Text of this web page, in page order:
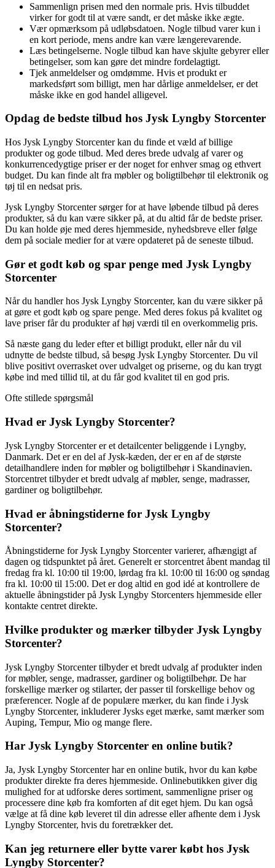
Sammenlign prisen med den normale pris. Hvis tilbuddet
virker for godt til at være sandt, er det måske ikke ægte.
Vær opmærksom på udløbsdatoen. Nogle tilbud varer kun i
en kort periode, mens andre kan være længerevarende.
Læs betingelserne. Nogle tilbud kan have skjulte gebyrer eller
betingelser, som kan gøre det mindre fordelagtigt.
Tjek anmeldelser og omdømme. Hvis et produkt er
markedsført som billigt, men har dårlige anmeldelser, er det
måske ikke en god handel alligevel.
Opdag de bedste tilbud hos Jysk Lyngby Storcenter
Hos Jysk Lyngby Storcenter kan du finde et væld af billige
produkter og gode tilbud. Med deres brede udvalg af varer og
konkurrencedygtige priser er der noget for enhver smag og ethvert
budget. Du kan finde alt fra møbler og boligtilbehør til elektronik og
tøj til en nedsat pris.
Jysk Lyngby Storcenter sørger for at have løbende tilbud på deres
produkter, så du kan være sikker på, at du altid får de bedste priser.
Du kan holde øje med deres hjemmeside, nyhedsbreve eller følge
dem på sociale medier for at være opdateret på de seneste tilbud.
Gør et godt køb og spar penge med Jysk Lyngby
Storcenter
Når du handler hos Jysk Lyngby Storcenter, kan du være sikker på
at gøre et godt køb og spare penge. Med deres fokus på kvalitet og
lave priser får du produkter af høj værdi til en overkommelig pris.
Så næste gang du leder efter et billigt produkt, eller når du vil
udnytte de bedste tilbud, så besøg Jysk Lyngby Storcenter. Du vil
blive positivt overrasket over udvalget og priserne, og du kan trygt
købe ind med tillid til, at du får god kvalitet til en god pris.
Ofte stillede spørgsmål
Hvad er Jysk Lyngby Storcenter?
Jysk Lyngby Storcenter er et detailcenter beliggende i Lyngby,
Danmark. Det er en del af Jysk-kæden, der er en af de største
detailhandlere inden for møbler og boligtilbehør i Skandinavien.
Storcentret tilbyder et bredt udvalg af møbler, senge, madrasser,
gardiner og boligtilbehør.
Hvad er åbningstiderne for Jysk Lyngby
Storcenter?
Åbningstiderne for Jysk Lyngby Storcenter varierer, afhængigt af
dagen og tidspunktet på året. Generelt er storcentret åbent mandag til
fredag fra kl. 10:00 til 19:00, lørdag fra kl. 10:00 til 16:00 og søndag
fra kl. 10:00 til 15:00. Det er dog altid en god idé at kontrollere de
aktuelle åbningstider på Jysk Lyngby Storcenters hjemmeside eller
kontakte centret direkte.
Hvilke produkter og mærker tilbyder Jysk Lyngby
Storcenter?
Jysk Lyngby Storcenter tilbyder et bredt udvalg af produkter inden
for møbler, senge, madrasser, gardiner og boligtilbehør. De har
forskellige mærker og stilarter, der passer til forskellige behov og
præferencer. Nogle af de populære mærker, du kan finde i Jysk
Lyngby Storcenter, inkluderer Jysks eget mærke, samt mærker som
Auping, Tempur, Mio og mange flere.
Har Jysk Lyngby Storcenter en online butik?
Ja, Jysk Lyngby Storcenter har en online butik, hvor du kan købe
produkter direkte fra deres hjemmeside. Onlinebutikken giver dig
mulighed for at udforske deres sortiment, sammenligne priser og
processere dine køb fra komforten af dit eget hjem. Du kan også
vælge at få dine køb leveret til din adresse eller afhente dem i Jysk
Lyngby Storcenter, hvis du foretrækker det.
Kan jeg returnere eller bytte varer købt hos Jysk
Lyngby Storcenter?